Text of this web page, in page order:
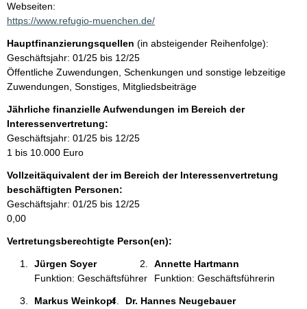
t
t
a
t
i
n
f
o
r
m
a
i
o
n
e
n
Webseiten:
https://www.refugio-muenchen.de/
Hauptfinanzierungsquellen (in absteigender Reihenfolge):
Geschäftsjahr: 01/25 bis 12/25
Öffentliche Zuwendungen, Schenkungen und sonstige lebzeitige
Zuwendungen, Sonstiges, Mitgliedsbeiträge
Jährliche finanzielle Aufwendungen im Bereich der
Interessenvertretung:
Geschäftsjahr: 01/25 bis 12/25
1 bis 10.000 Euro
Vollzeitäquivalent der im Bereich der Interessenvertretung
beschäftigten Personen:
Geschäftsjahr: 01/25 bis 12/25
0,00
Vertretungsberechtigte Person(en):
Jürgen Soyer
Funktion: Geschäftsführer
Annette Hartmann
Funktion: Geschäftsführerin
Markus Weinkopf
Dr. Hannes Neugebauer